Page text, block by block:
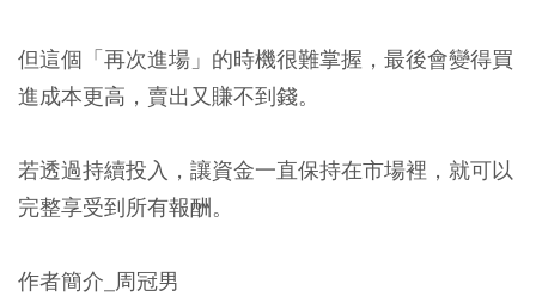
但這個「再次進場」的時機很難掌握，最後會變得買
進成本更高，賣出又賺不到錢。
若透過持續投入，讓資金一直保持在市場裡，就可以
完整享受到所有報酬。
作者簡介_周冠男